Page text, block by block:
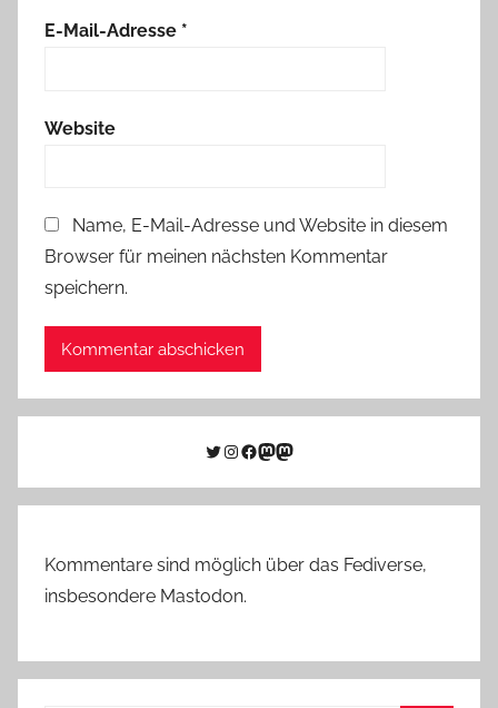
E-Mail-Adresse *
Website
Name, E-Mail-Adresse und Website in diesem
Browser für meinen nächsten Kommentar
speichern.
Twitter
Instagram
Facebook
Link zu Mastodon
Mastodon
Kommentare sind möglich über das Fediverse,
insbesondere Mastodon.